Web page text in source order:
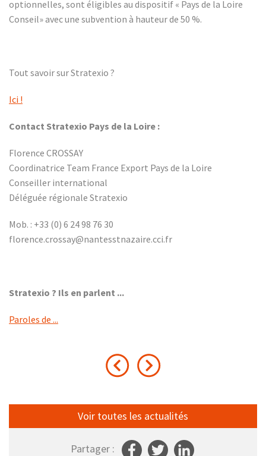
optionnelles, sont éligibles au dispositif « Pays de la Loire
Conseil» avec une subvention à hauteur de 50 %.
Tout savoir sur Stratexio ?
Ici !
Contact Stratexio Pays de la Loire :
Florence CROSSAY
Coordinatrice Team France Export Pays de la Loire
Conseiller international
Déléguée régionale Stratexio
Mob. : +33 (0) 6 24 98 76 30
florence.crossay@nantesstnazaire.cci.fr
Stratexio ? Ils en parlent ...
Paroles de ...
Voir toutes les actualités
Partager :